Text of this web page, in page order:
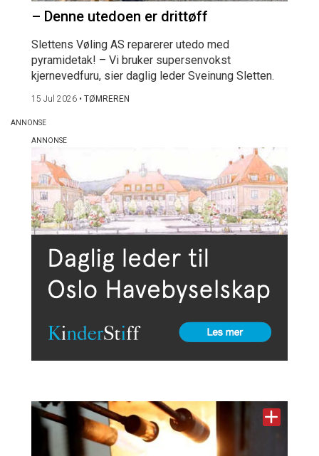
– Denne utedoen er drittøff
Slettens Vøling AS reparerer utedo med
pyramidetak! – Vi bruker supersenvokst
kjernevedfuru, sier daglig leder Sveinung Sletten.
15 Jul 2026 • TØMREREN